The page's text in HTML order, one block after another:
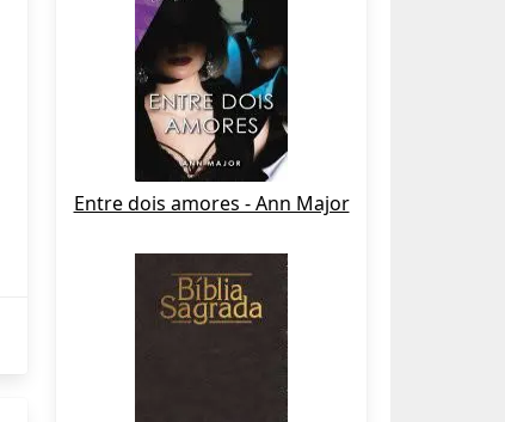
Entre dois amores - Ann Major